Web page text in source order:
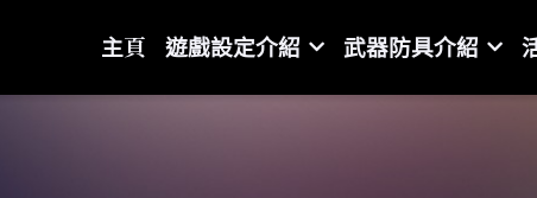
主頁 遊戲設定介紹 武器